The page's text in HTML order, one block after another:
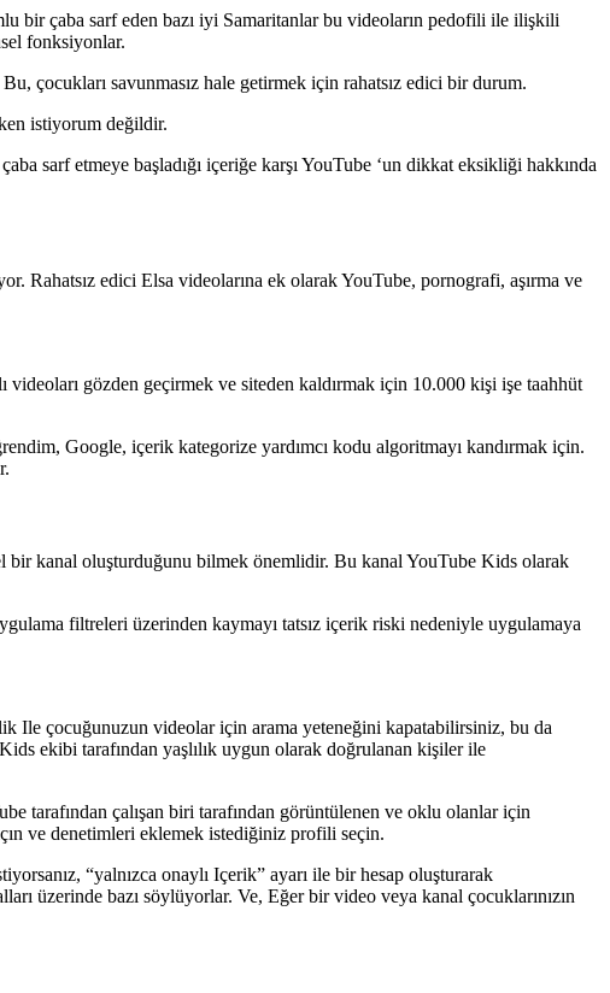
bir çaba sarf eden bazı iyi Samaritanlar bu videoların pedofili ile ilişkili
fonksiyonlar.
çocukları savunmasız hale getirmek için rahatsız edici bir durum.
istiyorum değildir.
sarf etmeye başladığı içeriğe karşı YouTube ‘un dikkat eksikliği hakkında
Rahatsız edici Elsa videolarına ek olarak YouTube, pornografi, aşırma ve
videoları gözden geçirmek ve siteden kaldırmak için 10.000 kişi işe taahhüt
Google, içerik kategorize yardımcı kodu algoritmayı kandırmak için.
bir kanal oluşturduğunu bilmek önemlidir. Bu kanal YouTube Kids olarak
filtreleri üzerinden kaymayı tatsız içerik riski nedeniyle uygulamaya
Ile çocuğunuzun videolar için arama yeteneğini kapatabilirsiniz, bu da
Kids ekibi tarafından yaşlılık uygun olarak doğrulanan kişiler ile
tarafından çalışan biri tarafından görüntülenen ve oklu olanlar için
ve denetimleri eklemek istediğiniz profili seçin.
“yalnızca onaylı Içerik” ayarı ile bir hesap oluşturarak
üzerinde bazı söylüyorlar. Ve, Eğer bir video veya kanal çocuklarınızın